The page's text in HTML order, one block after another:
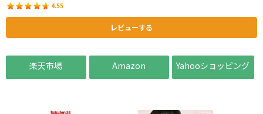
4.55
レビューする
楽天市場 Amazon Yahooショッピング